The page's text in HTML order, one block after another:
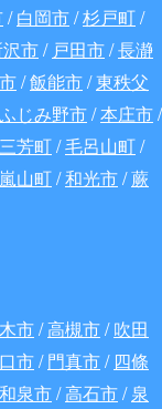
/白岡市/杉戸町/
市/ 戸田市/長瀞
/飯能市/東秩父
ふじみ野市/本庄市/
三芳町/毛呂山町/
嵐山町/和光市/蕨
市/高槻市/吹田
市/門真市/ 四條
和泉市/高石市/泉